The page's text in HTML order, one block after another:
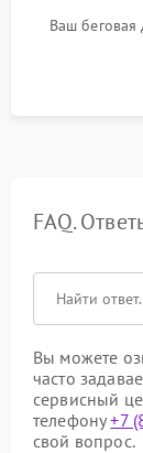
Ваш
FAQ.
Вы можете
часто
сервисный
телефону+7
свой вопрос.